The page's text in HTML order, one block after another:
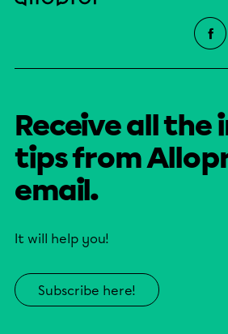
Receive all the
tips from
email.
It will help you!
Subscribe here!